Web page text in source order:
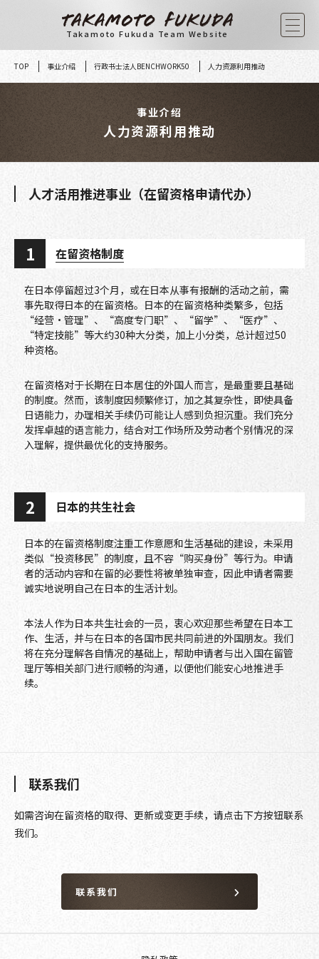
content
Takamoto Fukuda Team Website
TOP 事业介绍 行政书士法人BENCHWORK50 人力资源利用推动
事业介绍
人力资源利用推动
人才活用推进事业（在留资格申请代办）
1 在留资格制度
在日本停留超过3个月，或在日本从事有报酬的活动之前，需
事先取得日本的在留资格。日本的在留资格种类繁多，包括
“经营·管理”、“高度专门职”、“留学”、“医疗”、
“特定技能”等大约30种大分类，加上小分类，总计超过50
种资格。
在留资格对于长期在日本居住的外国人而言，是最重要且基础
的制度。然而，该制度因频繁修订，加之其复杂性，即使具备
日语能力，办理相关手续仍可能让人感到负担沉重。我们充分
发挥卓越的语言能力，结合对工作场所及劳动者个别情况的深
入理解，提供最优化的支持服务。
2 日本的共生社会
日本的在留资格制度注重工作意愿和生活基础的建设，未采用
类似“投资移民”的制度，且不容“购买身份”等行为。申请
者的活动内容和在留的必要性将被单独审查，因此申请者需要
诚实地说明自己在日本的生活计划。
本法人作为日本共生社会的一员，衷心欢迎那些希望在日本工
作、生活，并与在日本的各国市民共同前进的外国朋友。我们
将在充分理解各自情况的基础上，帮助申请者与出入国在留管
理厅等相关部门进行顺畅的沟通，以便他们能安心地推进手
续。
联系我们
如需咨询在留资格的取得、更新或变更手续，请点击下方按钮联系
我们。
联系我们